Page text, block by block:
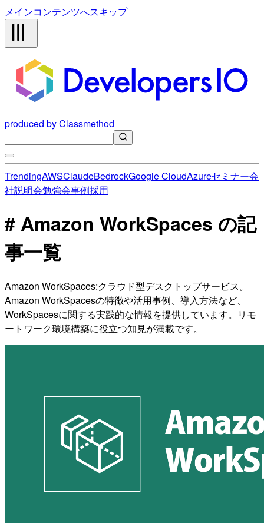
メインコンテンツへスキップ
produced by Classmethod
TrendingAWSClaudeBedrockGoogle CloudAzureセミナー会
社説明会勉強会事例採用
# Amazon WorkSpaces の記
事一覧
Amazon WorkSpaces:クラウド型デスクトップサービス。
Amazon WorkSpacesの特徴や活用事例、導入方法など、
WorkSpacesに関する実践的な情報を提供しています。リモ
ートワーク環境構築に役立つ知見が満載です。